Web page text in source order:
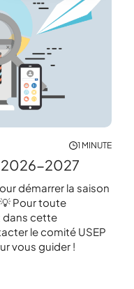
1 MINUTE
2026-2027
démarrer la saison
Pour toute
dans cette
le comité USEP
vous guider !